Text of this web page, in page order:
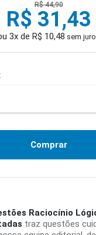
R$ 44,90
R$ 31,43
3x de R$ 10,48 sem
Comprar
Raciocínio
traz questões